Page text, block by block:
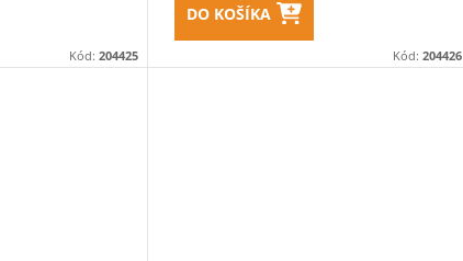
Kód:204425
DO KOŠÍKA
Kód: 204426